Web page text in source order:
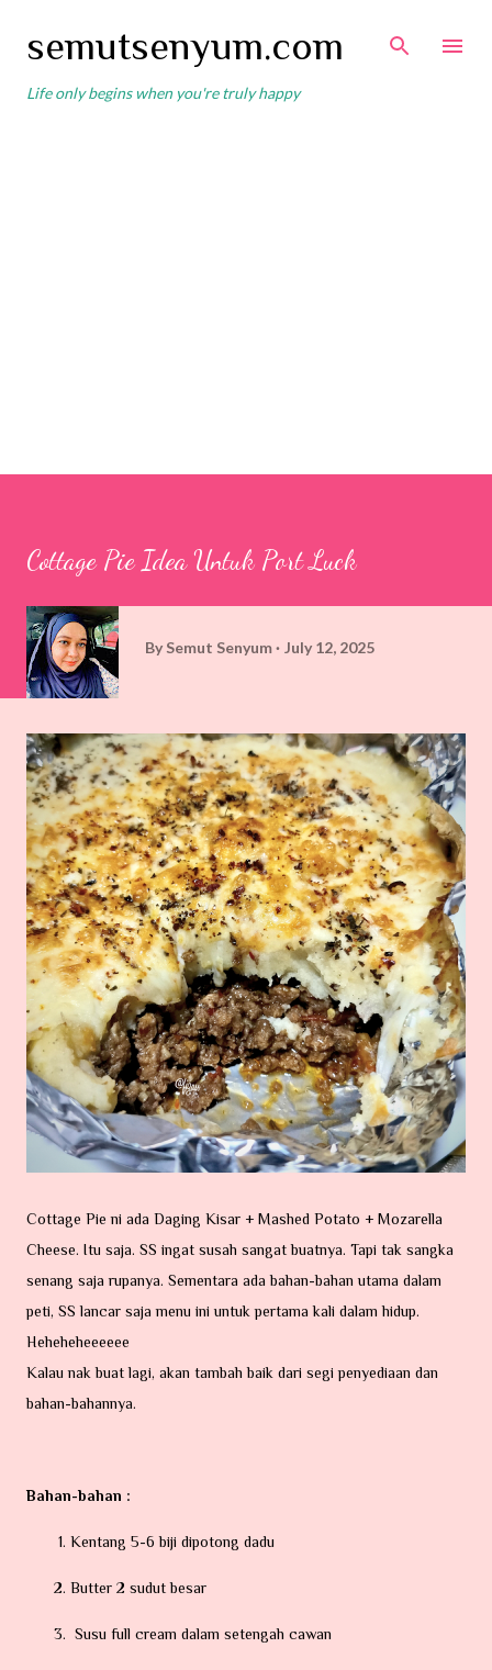
semutsenyum.com
Life only begins when you're truly happy
Cottage Pie Idea Untuk Port Luck
By Semut Senyum July 12, 2025
Cottage Pie ni ada Daging Kisar + Mashed Potato + Mozarella
Cheese. Itu saja. SS ingat susah sangat buatnya. Tapi tak sangka
senang saja rupanya. Sementara ada bahan-bahan utama dalam
peti, SS lancar saja menu ini untuk pertama kali dalam hidup.
Heheheheeeeee
Kalau nak buat lagi, akan tambah baik dari segi penyediaan dan
bahan-bahannya.
Bahan-bahan :
Kentang 5-6 biji dipotong dadu
Butter 2 sudut besar
Susu full cream dalam setengah cawan